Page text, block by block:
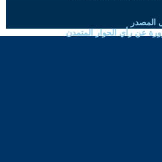
المصدر
عن رأي الحوار المتمدن